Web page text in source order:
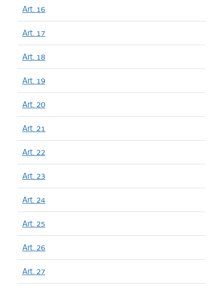
Art. 16
Art. 17
Art. 18
Art. 19
Art. 20
Art. 21
Art. 22
Art. 23
Art. 24
Art. 25
Art. 26
Art. 27